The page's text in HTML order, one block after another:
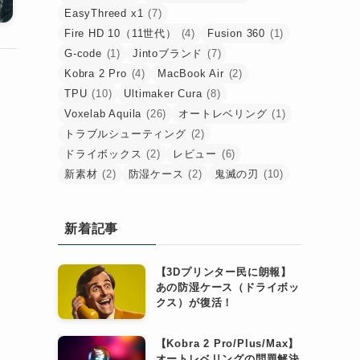
EasyThreed x1 (7)
Fire HD 10（11世代）
(4) Fusion 360 (1)
G-code (1) Jintoブランド (7)
Kobra 2 Pro (4) MacBook Air (2)
TPU (10) Ultimaker Cura (8)
Voxelab Aquila (26) オートレベリング (1)
トラブルシューティング (2)
ドライボックス (2) レビュー (6)
新素材 (2) 防湿ケース (2) 鬼滅の刃 (10)
新着記事
【3Dプリンター民に朗報】
あの防湿ケース（ドライボッ
クス）が復活！
【Kobra 2 Pro/Plus/Max】